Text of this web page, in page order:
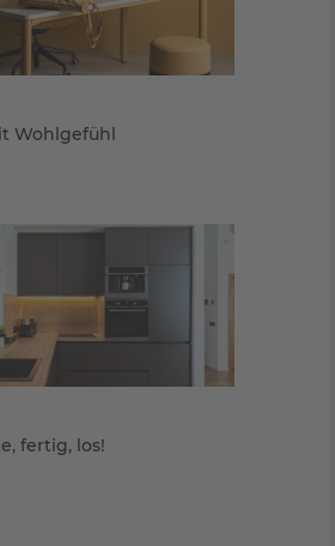
Wohlgefühl
fertig, los!